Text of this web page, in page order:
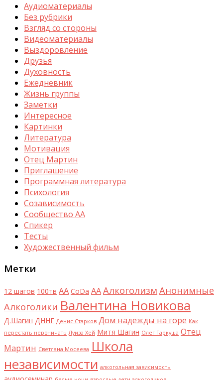
Аудиоматериалы
Без рубрики
Взгляд со стороны
Видеоматериалы
Выздоровление
Друзья
Духовность
Ежедневник
Жизнь группы
Заметки
Интересное
Картинки
Литература
Мотивация
Отец Мартин
Приглашение
Программная литература
Психология
Созависимость
Сообщество АА
Спикер
Тесты
Художественный фильм
Метки
12 шагов 100тв AA CoDa АААлкоголизм Анонимные
Алкоголики Валентина Новикова
Д.Шагин ДННГ Денис Старков Дом надежды на горе Как
перестать нервничать Луиза Хей Митя Шагин Олег Гаркуша Отец
Мартин Светлана Мосеева Школа
независимости алкогольная зависимость